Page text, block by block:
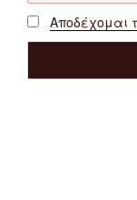
Αποδέχομαι